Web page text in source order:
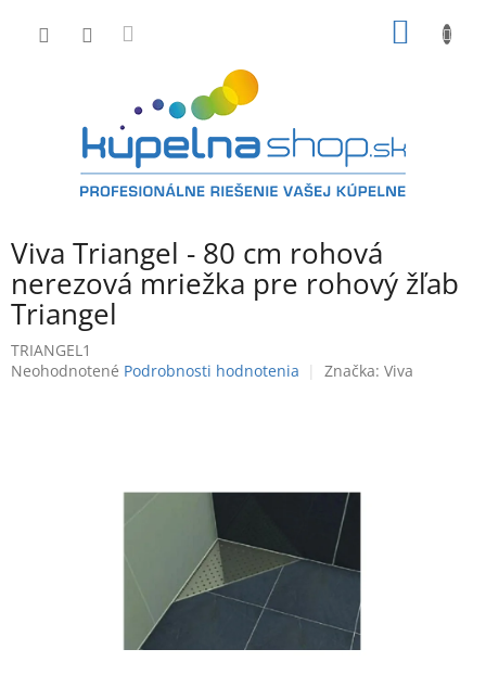
Viva Triangel - 80 cm rohová
nerezová mriežka pre rohový žľab
Triangel
TRIANGEL1
Priemerné
Neohodnotené Podrobnosti hodnotenia Značka: Viva